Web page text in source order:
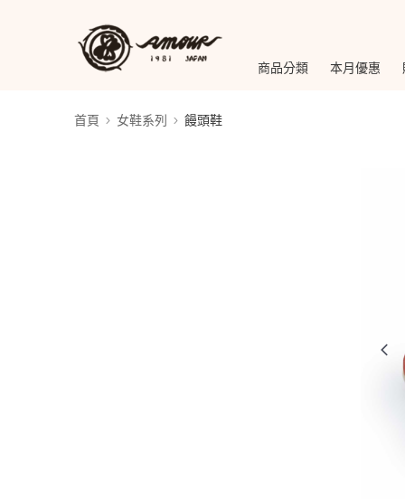
商品分類 本月優惠
首頁 女鞋系列 饅頭鞋